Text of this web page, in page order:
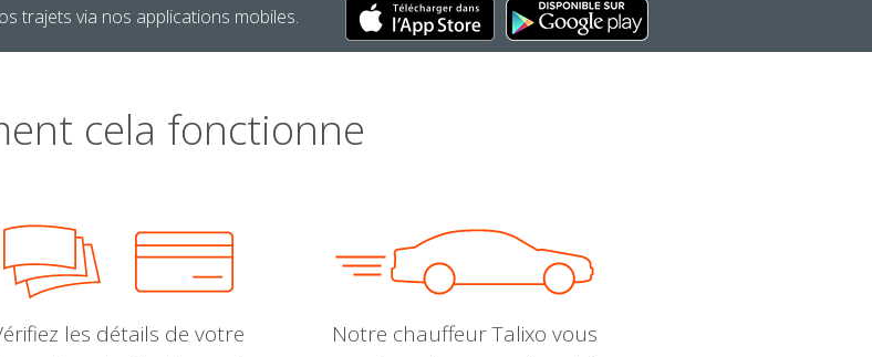
trajets via nos applications mobiles.
cela fonctionne
les détails de votre
Notre chauffeur Talixo vous